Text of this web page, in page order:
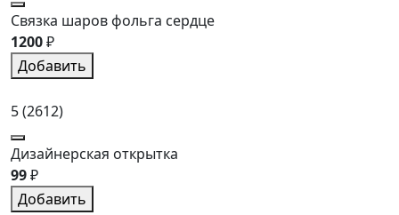
Связка шаров фольга сердце
1200₽
Добавить
5(2612)
Дизайнерская открытка
99₽
Добавить